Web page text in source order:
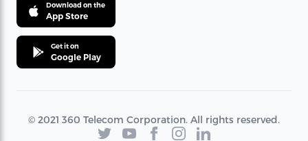
Download on the
App Store
Get it on
Google Play
© 2021 360 Telecom Corporation. All rights reserved.